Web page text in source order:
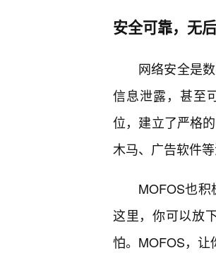
安全可靠，无
网络安全是
信息泄露，甚至
位，建立了严格
木马、广告软件等
MOFOS也
这里，你可以放
怕。MOFOS，让